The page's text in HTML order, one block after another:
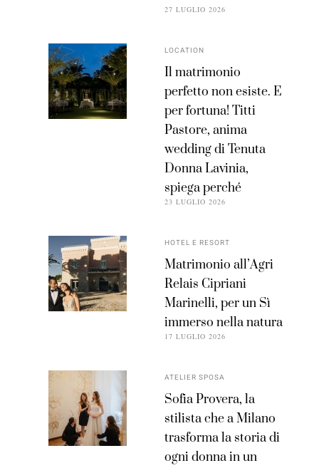
27 LUGLIO 2026
LOCATION
Il matrimonio
perfetto non esiste. E
per fortuna! Titti
Pastore, anima
wedding di Tenuta
Donna Lavinia,
spiega perché
23 LUGLIO 2026
HOTEL E RESORT
Matrimonio all’Agri
Relais Cipriani
Marinelli, per un Sì
immerso nella natura
17 LUGLIO 2026
ATELIER SPOSA
Sofia Provera, la
stilista che a Milano
trasforma la storia di
ogni donna in un